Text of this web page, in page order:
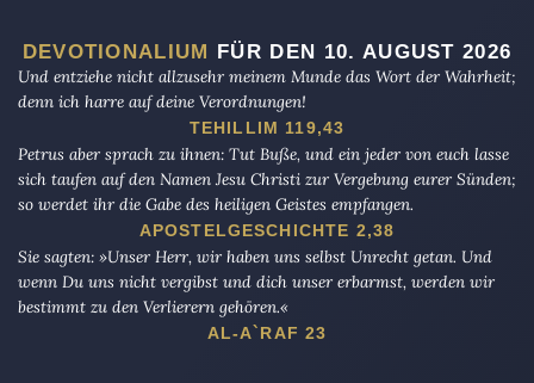
DEVOTIONALIUM FÜR DEN 10. AUGUST 2026
Und entziehe nicht allzusehr meinem Munde das Wort der Wahrheit;
denn ich harre auf deine Verordnungen!
TEHILLIM 119,43
Petrus aber sprach zu ihnen: Tut Buße, und ein jeder von euch lasse
sich taufen auf den Namen Jesu Christi zur Vergebung eurer Sünden;
so werdet ihr die Gabe des heiligen Geistes empfangen.
APOSTELGESCHICHTE 2,38
Sie sagten: »Unser Herr, wir haben uns selbst Unrecht getan. Und
wenn Du uns nicht vergibst und dich unser erbarmst, werden wir
bestimmt zu den Verlierern gehören.«
AL-A`RAF 23